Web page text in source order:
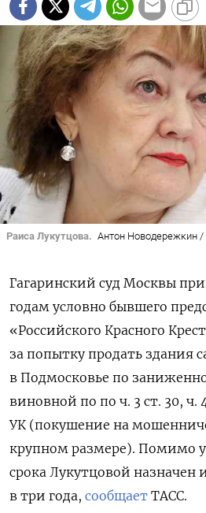
Раиса Лукутцова. Антон Новодережкин
Гагаринский суд Москвы
годам условно бывшего
«Российского Красного
за попытку продать здания
в Подмосковье по
виновной по по ч. 3 ст. 30, ч.
УК (покушение на
крупном размере). Помимо
срока Лукутцовой назначен
в три года, сообщает ТАСС.